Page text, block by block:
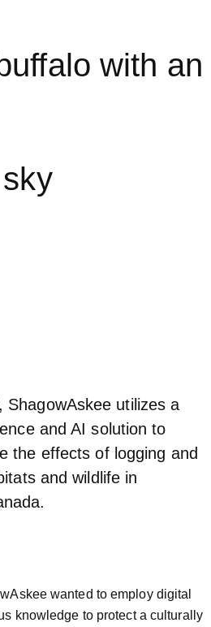
with an
ShagowAskee utilizes a
and AI solution to
the effects of logging and
and wildlife in
wanted to employ digital
knowledge to protect a culturally